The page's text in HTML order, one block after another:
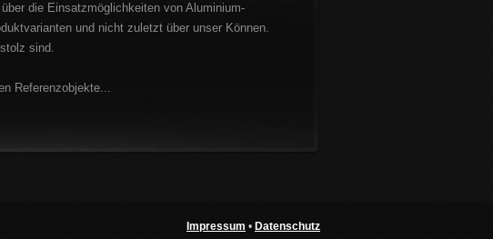
die Einsatzmöglichkeiten von Aluminium-
und nicht zuletzt über unser Können.
sind.
Referenzobjekte...
Impressum • Datenschutz